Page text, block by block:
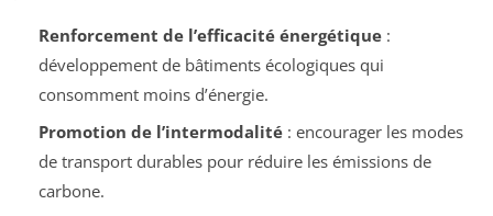
Renforcement de l’efficacité énergétique:
développement de bâtiments écologiques qui
consomment moins d’énergie.
Promotion de l’intermodalité: encourager les modes
de transport durables pour réduire les émissions de
carbone.